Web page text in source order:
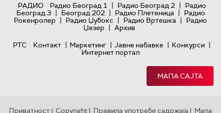
РАДИО
Радио Београд 1 | Радио Београд 2 | Радио
Београд 3 | Београд 202 | Радио Плетеница | Радио
Рокенролер | Радио Џубокс | Радио Вртешка | Радио
Џезер | Архив
РТС
Контакт | Маркетинг | Јавне набавке | Конкурси |
Интернет портал
МАПА САЈТА
Приватност | Copyright | Правила употребе садржаја | Мапа